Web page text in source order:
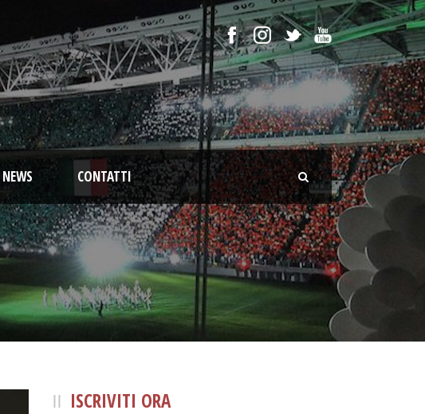
NEWS CONTATTI
ISCRIVITI ORA